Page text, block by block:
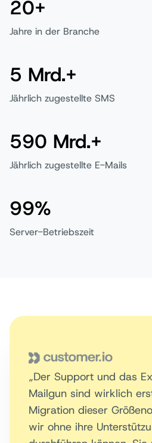
20+
Jahre in der Branche
5 Mrd.+
Jährlich zugestellte SMS
590 Mrd.+
Jährlich zugestellte E-Mails
99%
Server-Betriebszeit
„Der Support und das
Mailgun sind wirklich
Migration dieser
wir ohne ihre